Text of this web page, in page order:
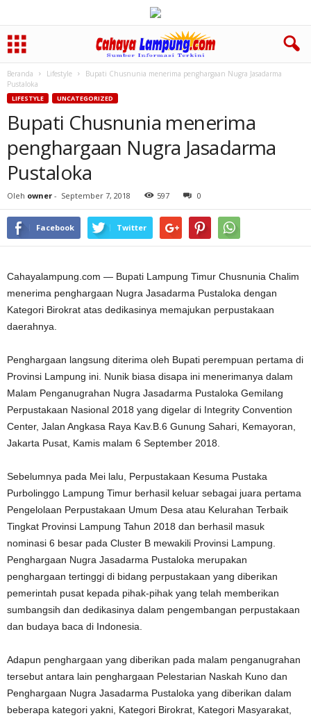
Beranda Lifestyle
Bupati Chusnunia menerima penghargaan Nugra Jasadarma
Pustaloka
LIFESTYLE UNCATEGORIZED
Bupati Chusnunia menerima
penghargaan Nugra Jasadarma
Pustaloka
Oleh owner - September 7, 2018 597 0
Facebook Twitter
Cahayalampung.com — Bupati Lampung Timur Chusnunia Chalim
menerima penghargaan Nugra Jasadarma Pustaloka dengan
Kategori Birokrat atas dedikasinya memajukan perpustakaan
daerahnya.
Penghargaan langsung diterima oleh Bupati perempuan pertama di
Provinsi Lampung ini. Nunik biasa disapa ini menerimanya dalam
Malam Penganugrahan Nugra Jasadarma Pustaloka Gemilang
Perpustakaan Nasional 2018 yang digelar di Integrity Convention
Center, Jalan Angkasa Raya Kav.B.6 Gunung Sahari, Kemayoran,
Jakarta Pusat, Kamis malam 6 September 2018.
Sebelumnya pada Mei lalu, Perpustakaan Kesuma Pustaka
Purbolinggo Lampung Timur berhasil keluar sebagai juara pertama
Pengelolaan Perpustakaan Umum Desa atau Kelurahan Terbaik
Tingkat Provinsi Lampung Tahun 2018 dan berhasil masuk
nominasi 6 besar pada Cluster B mewakili Provinsi Lampung.
Penghargaan Nugra Jasadarma Pustaloka merupakan
penghargaan tertinggi di bidang perpustakaan yang diberikan
pemerintah pusat kepada pihak-pihak yang telah memberikan
sumbangsih dan dedikasinya dalam pengembangan perpustakaan
dan budaya baca di Indonesia.
Adapun penghargaan yang diberikan pada malam penganugrahan
tersebut antara lain penghargaan Pelestarian Naskah Kuno dan
Penghargaan Nugra Jasadarma Pustaloka yang diberikan dalam
beberapa kategori yakni, Kategori Birokrat, Kategori Masyarakat,